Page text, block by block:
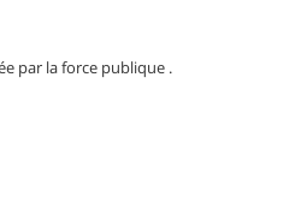
par la force publique .